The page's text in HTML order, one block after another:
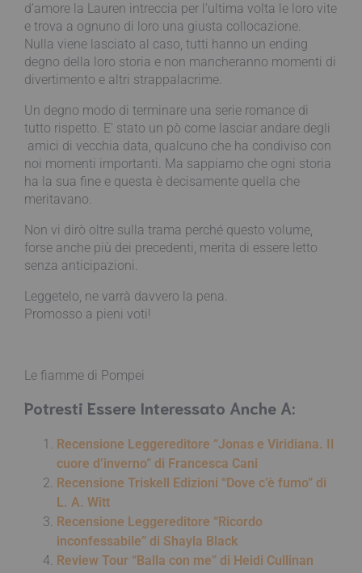
d’amore la Lauren intreccia per l’ultima volta le loro vite
e trova a ognuno di loro una giusta collocazione.
Nulla viene lasciato al caso, tutti hanno un ending
degno della loro storia e non mancheranno momenti di
divertimento e altri strappalacrime.
Un degno modo di terminare una serie romance di
tutto rispetto. E’ stato un pò come lasciar andare degli
amici di vecchia data, qualcuno che ha condiviso con
noi momenti importanti. Ma sappiamo che ogni storia
ha la sua fine e questa è decisamente quella che
meritavano.
Non vi dirò oltre sulla trama perché questo volume,
forse anche più dei precedenti, merita di essere letto
senza anticipazioni.
Leggetelo, ne varrà davvero la pena.
Promosso a pieni voti!
Le fiamme di Pompei
Potresti Essere Interessato Anche A:
Recensione Leggereditore “Jonas e Viridiana. Il
cuore d’inverno” di Francesca Cani
Recensione Triskell Edizioni “Dove c’è fumo” di
L. A. Witt
Recensione Leggereditore “Ricordo
inconfessabile” di Shayla Black
Review Tour “Balla con me” di Heidi Cullinan